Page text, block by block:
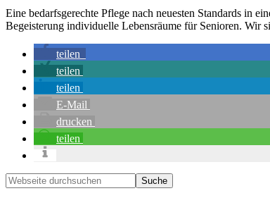
Eine bedarfsgerechte Pflege nach neuesten Standards in
Begeisterung individuelle Lebensräume für Senioren. Wir
teilen
teilen
teilen
E-Mail
drucken
teilen
Seitenspalte
Webseite
durchsuchen